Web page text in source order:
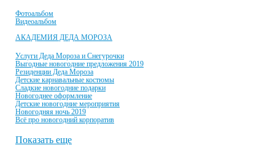
Фотоальбом
Видеоальбом
АКАДЕМИЯ ДЕДА МОРОЗА
Услуги Деда Мороза и Снегурочки
Выгодные новогодние предложения 2019
Резиденции Деда Мороза
Детские карнавальные костюмы
Сладкие новогодние подарки
Новогоднее оформление
Детские новогодние мероприятия
Новогодняя ночь 2019
Всё про новогодний корпоратив
Показать еще